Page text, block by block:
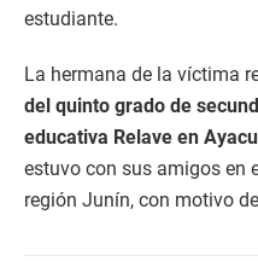
estudiante.
La hermana de la víctima
del quinto grado de
educativa Relave en
estuvo con sus amigos en
región Junín, con motivo